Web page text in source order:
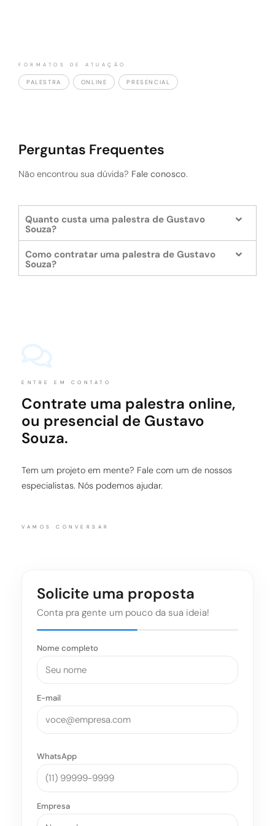
marketplaces).
FORMATOS DE ATUAÇÃO
PALESTRA ONLINE PRESENCIAL
Perguntas Frequentes
Não encontrou sua dúvida? Fale conosco.
Quanto custa uma palestra de Gustavo
Souza?
Como contratar uma palestra de Gustavo
Souza?
ENTRE EM CONTATO
Contrate uma palestra online,
ou presencial de Gustavo
Souza.
Tem um projeto em mente? Fale com um de nossos
especialistas. Nós podemos ajudar.
VAMOS CONVERSAR
Solicite uma proposta
Conta pra gente um pouco da sua ideia!
Nome completo
E-mail
WhatsApp
Empresa